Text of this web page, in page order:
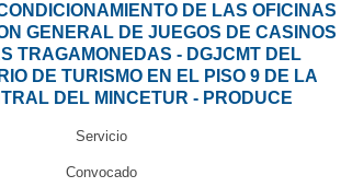
DE LAS OFICINAS
GENERAL DE JUEGOS DE CASINOS
TRAGAMONEDAS - DGJCMT DEL
DE TURISMO EN EL PISO 9 DE LA
DEL MINCETUR - PRODUCE
Servicio
Convocado